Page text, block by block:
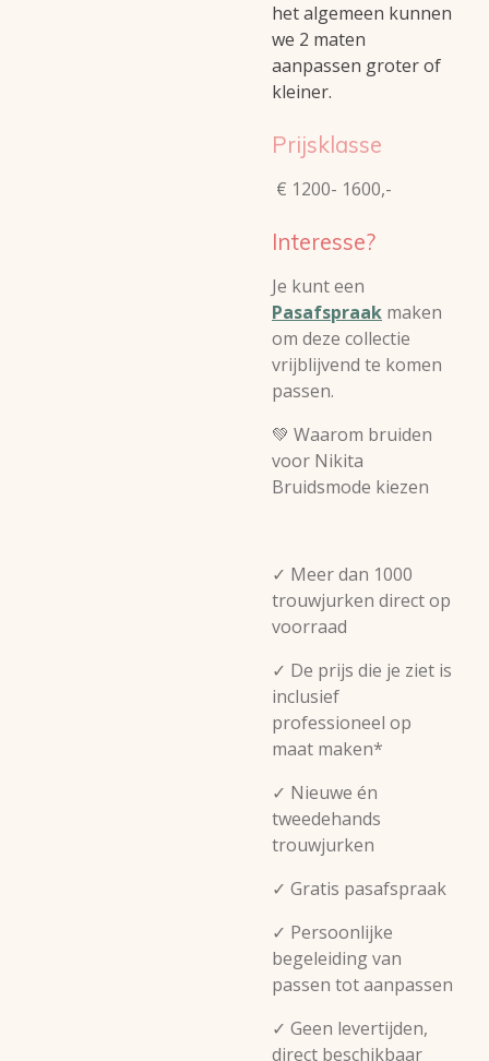
het algemeen kunnen
we 2 maten
aanpassen groter of
kleiner.
Prijsklasse
€ 1200- 1600,-
Interesse?
Je kunt een
Pasafspraak maken
om deze collectie
vrijblijvend te komen
passen.
💚 Waarom bruiden
voor Nikita
Bruidsmode kiezen
✓ Meer dan 1000
trouwjurken direct op
voorraad
✓ De prijs die je ziet is
inclusief
professioneel op
maat maken*
✓ Nieuwe én
tweedehands
trouwjurken
✓ Gratis pasafspraak
✓ Persoonlijke
begeleiding van
passen tot aanpassen
✓ Geen levertijden,
direct beschikbaar